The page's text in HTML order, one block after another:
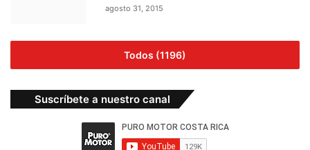
agosto 31, 2015
Todos (1196)
Suscríbete a nuestro canal